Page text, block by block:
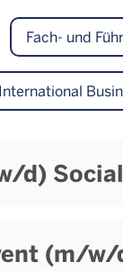
Fach- und
International
d)
(m/